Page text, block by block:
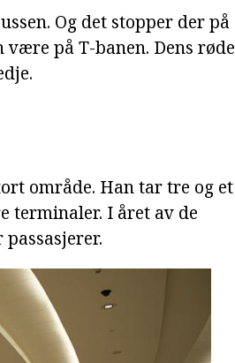
Og det stopper der på
på T-banen. Dens røde
område. Han tar tre og et
terminaler. I året av de